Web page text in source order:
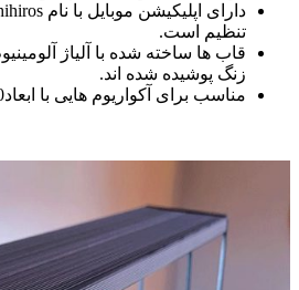
تنظیم است.
قاب ها ساخته شده با آلیاژ
زنگ پوشیده شده اند.
مناسب برای آکواریوم هایی با ابعاد30 تا 45 سانتی متر